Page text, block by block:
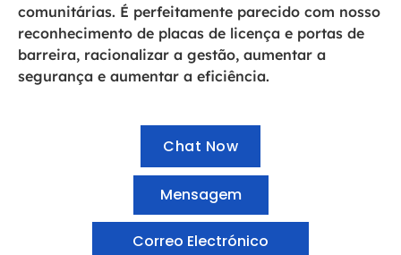
comunitárias. É perfeitamente parecido com nosso
reconhecimento de placas de licença e portas de
barreira, racionalizar a gestão, aumentar a
segurança e aumentar a eficiência.
Chat Now
Mensagem
Correo Electrónico